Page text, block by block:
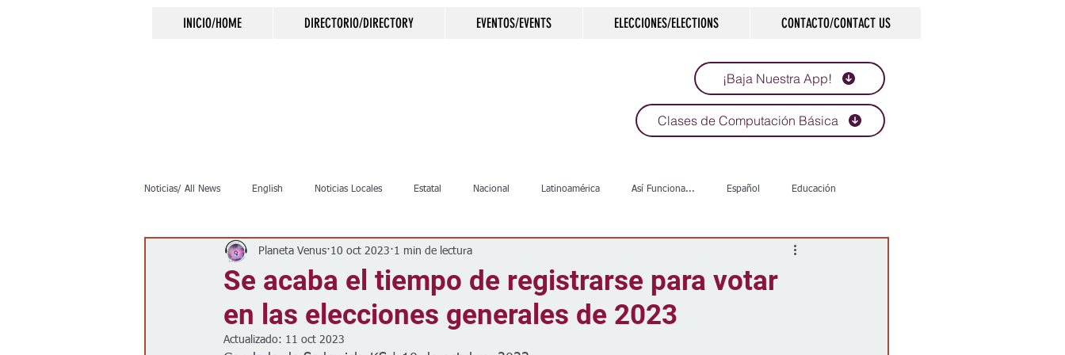
INICIO/HOME DIRECTORIO/DIRECTORY EVENTOS/EVENTS ELECCIONES/ELECTIONS CONTACTO/CONTACT US
¡Baja Nuestra App!
Clases de Computación Básica
Noticias/ All News English Noticias Locales Estatal Nacional Latinoamérica Así Funciona... Español Educación
Inmigración Crimen Negocios Salud Arte & Cultura
Clima Vivienda Escuelas Calles Desamparados Carreteras Comunidad
Se acaba el tiempo de registrarse para votar
en las elecciones generales de 2023
Planeta Venus 10 oct 2023 1 min de lectura
Actualizado: 11 oct 2023